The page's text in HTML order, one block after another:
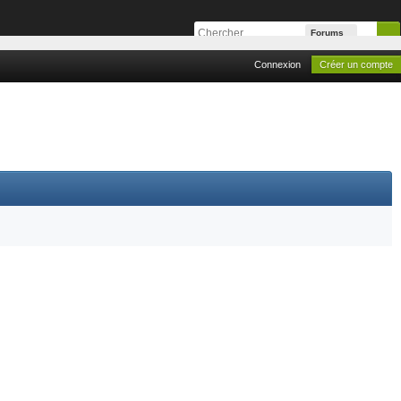
Forums
Connexion Créer un compte